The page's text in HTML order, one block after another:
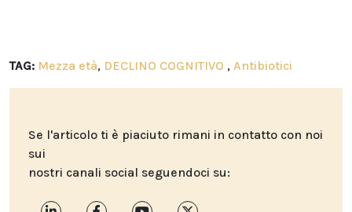
TAG: Mezza età, DECLINO COGNITIVO , Antibiotici
Se l'articolo ti è piaciuto rimani in contatto con noi
sui
nostri canali social seguendoci su: